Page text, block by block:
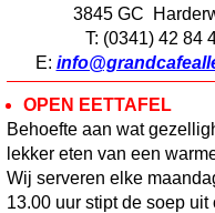
3845 GC
T: (0341) 42 84
E:
OPEN EETTAFEL
Behoefte aan wat
lekker eten van een
Wij serveren elke
13.00 uur stipt de soep